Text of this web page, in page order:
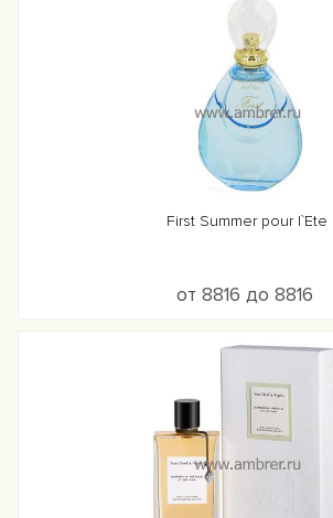
First Summer pour l`Ete
от 8816 до 8816